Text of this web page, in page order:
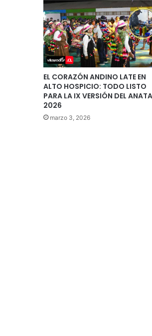
EL CORAZÓN ANDINO LATE EN
ALTO HOSPICIO: TODO LISTO
PARA LA IX VERSIÓN DEL ANATA
2026
marzo 3, 2026